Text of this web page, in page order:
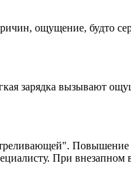
ощущение, будто
зарядка вызывают
Повышение
При внезапном